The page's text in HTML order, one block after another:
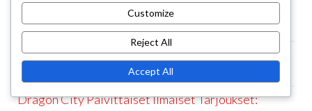
Ainulaatuiset lohikäärmeet, Tapahtumavaluutta,
Keräiltävät esineet
Dragon City -kausikortin palkinnot: Bonusresurssit,
Erikoistulijat, Premium-tuotteet
Dragon City Päivittäiset Ilmaiset Tarjoukset:
Customize
Reject All
Accept All